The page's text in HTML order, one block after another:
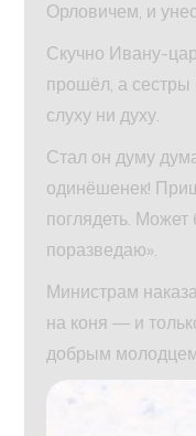
Орловичем, и
Скучно Ивану-
прошёл, а сестры
слуху ни духу.
Стал он думу
одинёшенек!
поглядеть. Может
поразведаю».
Министрам
на коня — и
добрым